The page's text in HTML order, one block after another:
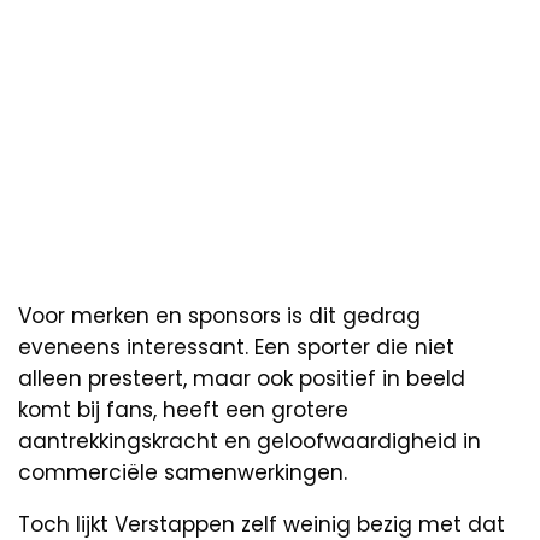
Voor merken en sponsors is dit gedrag
eveneens interessant. Een sporter die niet
alleen presteert, maar ook positief in beeld
komt bij fans, heeft een grotere
aantrekkingskracht en geloofwaardigheid in
commerciële samenwerkingen.
Toch lijkt Verstappen zelf weinig bezig met dat